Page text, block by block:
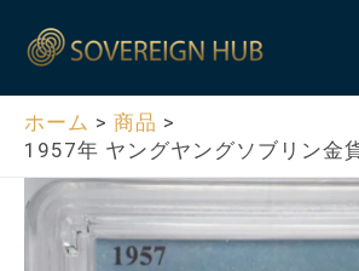
ホーム
商品
1957年 ヤングヤングソブリン金